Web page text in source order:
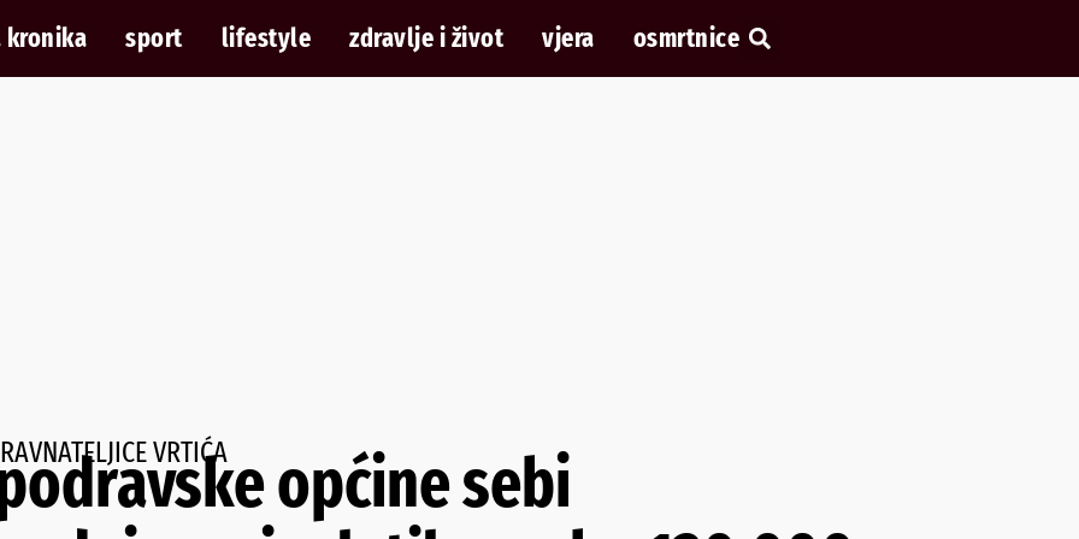
kronika sport lifestyle zdravlje i život vjera osmrtnice
VRTIĆA
općine sebi